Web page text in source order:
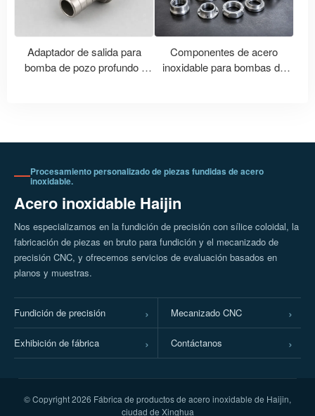
Adaptador de salida para
bomba de pozo profundo |
Componentes de acero
inoxidable para bombas de
Procesamiento personalizado de piezas fundidas de acero
inoxidable.
Acero inoxidable Haijin
Nos especializamos en la fundición de precisión con sílice coloidal, la
fabricación de piezas en bruto para fundición y el mecanizado de
precisión CNC, y ofrecemos servicios de evaluación basados en
planos y muestras.
Fundición de precisión Mecanizado CNC
Exhibición de fábrica Contáctanos
© Copyright2026 Fábrica de productos de acero inoxidable de Haijin,
ciudad de Xinghua